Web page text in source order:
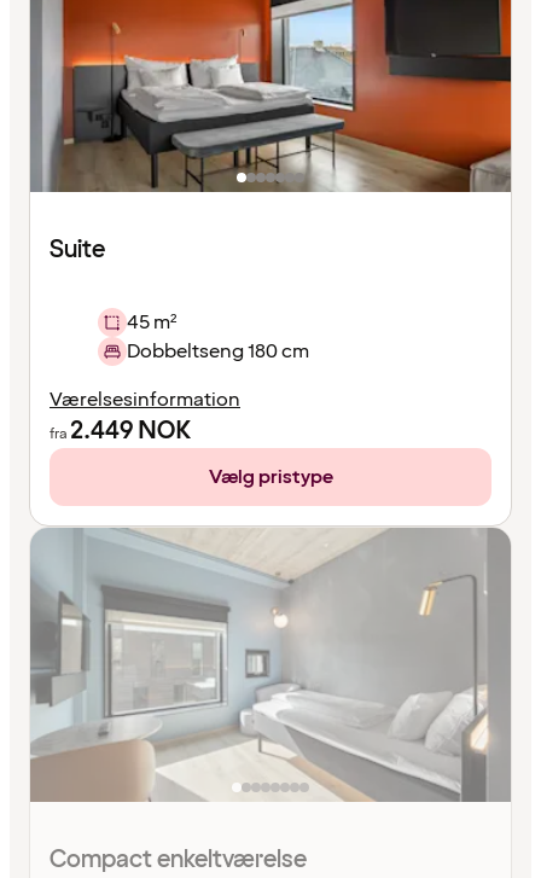
Suite
45 m²
Dobbeltseng 180 cm
Værelsesinformation
fra 2.449NOK
Vælg pristype
Compact enkeltværelse